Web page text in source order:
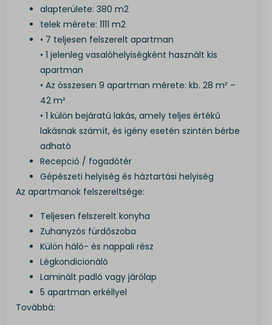
alapterülete: 380 m2
telek mérete: 1111 m2
• 7 teljesen felszerelt apartman
• 1 jelenleg vasalóhelyiségként használt kis
apartman
• Az összesen 9 apartman mérete: kb. 28 m² –
42 m²
• 1 külön bejáratú lakás, amely teljes értékű
lakásnak számít, és igény esetén szintén bérbe
adható
Recepció / fogadótér
Gépészeti helyiség és háztartási helyiség
Az apartmanok felszereltsége:
Teljesen felszerelt konyha
Zuhanyzós fürdőszoba
Külön háló- és nappali rész
Légkondicionáló
Laminált padló vagy járólap
5 apartman erkéllyel
Továbbá: